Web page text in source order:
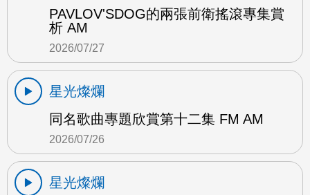
PAVLOV'SDOG的兩張前衛搖滾專集賞
析 AM
2026/07/27
星光燦爛
同名歌曲專題欣賞第十二集 FM AM
2026/07/26
星光燦爛